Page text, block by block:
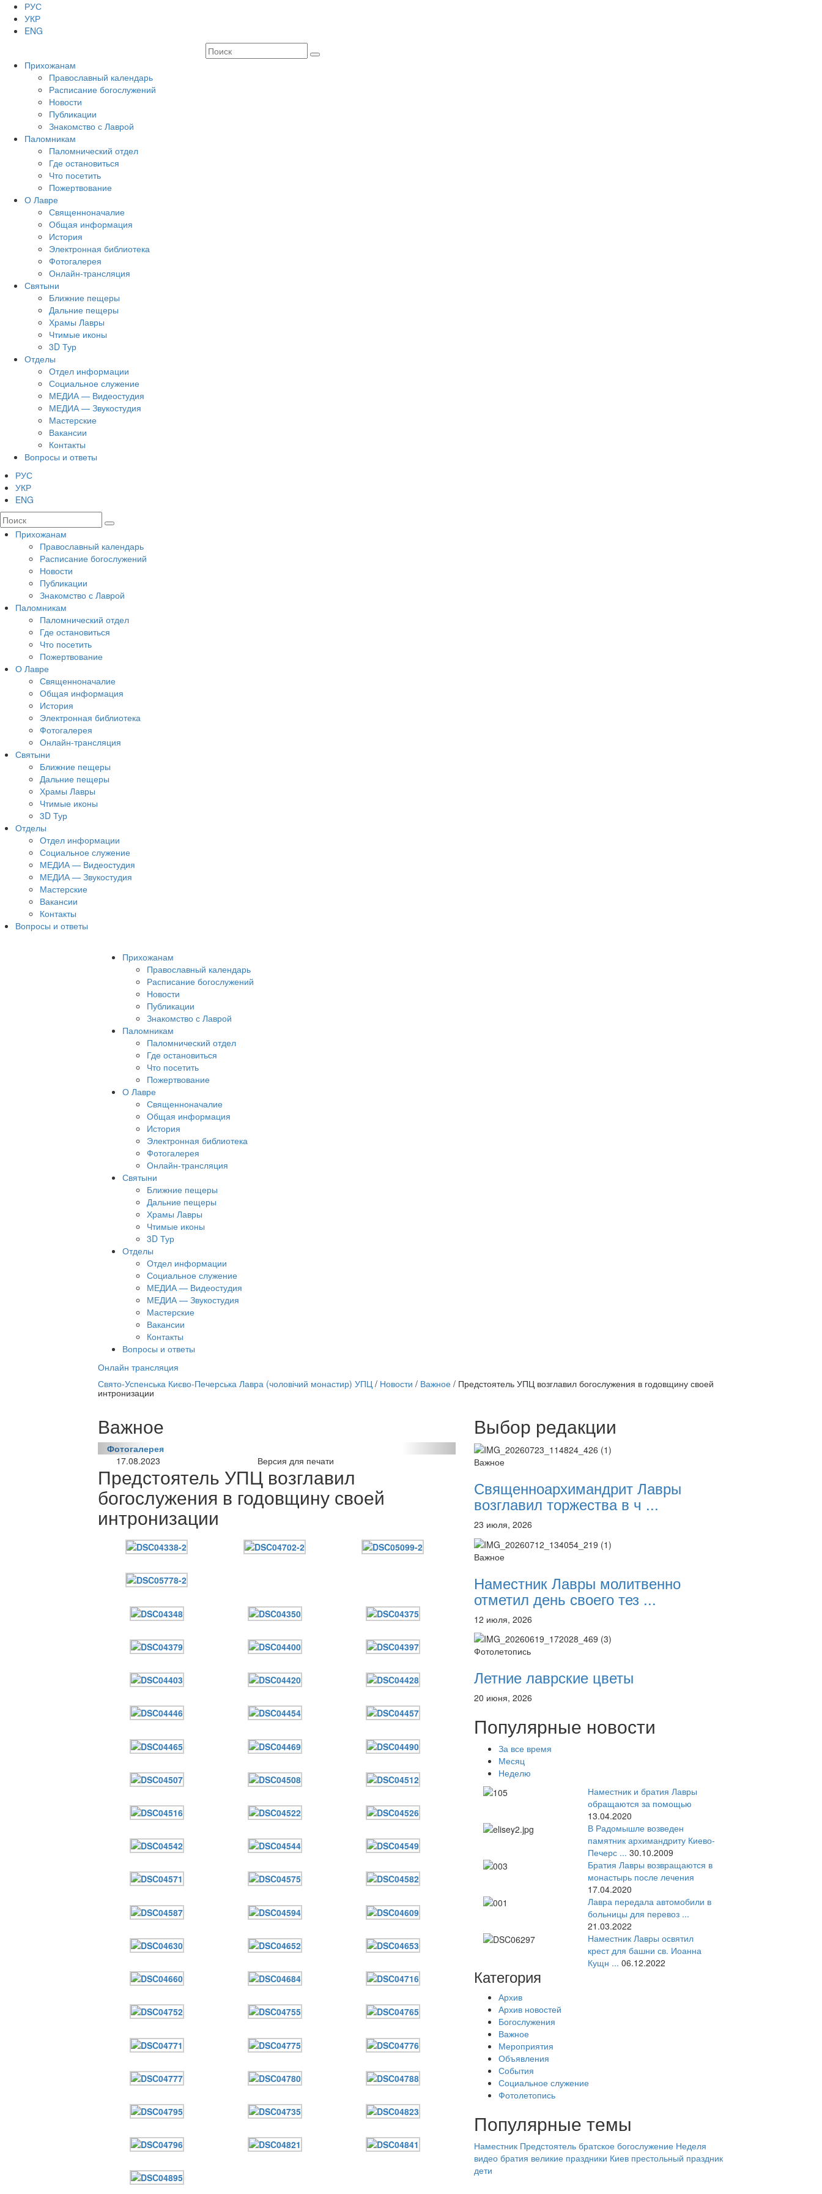
РУС
УКР
ENG
Прихожанам
Православный календарь
Расписание богослужений
Новости
Публикации
Знакомство с Лаврой
Паломникам
Паломнический отдел
Где остановиться
Что посетить
Пожертвование
О Лавре
Священноначалие
Общая информация
История
Электронная библиотека
Фотогалерея
Онлайн-трансляция
Святыни
Ближние пещеры
Дальние пещеры
Храмы Лавры
Чтимые иконы
3D Тур
Отделы
Отдел информации
Социальное служение
МЕДИА — Видеостудия
МЕДИА — Звукостудия
Мастерские
Вакансии
Контакты
Вопросы и ответы
РУС
УКР
ENG
Прихожанам
Православный календарь
Расписание богослужений
Новости
Публикации
Знакомство с Лаврой
Паломникам
Паломнический отдел
Где остановиться
Что посетить
Пожертвование
О Лавре
Священноначалие
Общая информация
История
Электронная библиотека
Фотогалерея
Онлайн-трансляция
Святыни
Ближние пещеры
Дальние пещеры
Храмы Лавры
Чтимые иконы
3D Тур
Отделы
Отдел информации
Социальное служение
МЕДИА — Видеостудия
МЕДИА — Звукостудия
Мастерские
Вакансии
Контакты
Вопросы и ответы
Прихожанам
Православный календарь
Расписание богослужений
Новости
Публикации
Знакомство с Лаврой
Паломникам
Паломнический отдел
Где остановиться
Что посетить
Пожертвование
О Лавре
Священноначалие
Общая информация
История
Электронная библиотека
Фотогалерея
Онлайн-трансляция
Святыни
Ближние пещеры
Дальние пещеры
Храмы Лавры
Чтимые иконы
3D Тур
Отделы
Отдел информации
Социальное служение
МЕДИА — Видеостудия
МЕДИА — Звукостудия
Мастерские
Вакансии
Контакты
Вопросы и ответы
Онлайн трансляция
12 сентября
Онлайн трансляции
12 сентября 2015
12 сентября 2015Название трансляции
12 сентября 2015
12 сентября 2015Название трансляции
12 сентября 2015Название трансляции
Название трансляции
12 сентября 2015Название трансляции
Перейти к архиву
Свято-Успенська Києво-Печерська Лавра (чоловічий монастир) УПЦ/ Новости / Важное/ Предстоятель УПЦ возглавил богослужения в годовщину своей
интронизации
Важное
Фотогалерея
17.08.2023
Версия для печати
Предстоятель УПЦ возглавил
богослужения в годовщину своей
интронизации
Выбор редакции
Важное
Священноархимандрит Лавры
возглавил торжества в ч ...
23 июля, 2026
Важное
Наместник Лавры молитвенно
отметил день своего тез ...
12 июля, 2026
Фотолетопись
Летние лаврские цветы
20 июня, 2026
Популярные новости
За все время
Месяц
Неделю
Наместник и братия Лавры
обращаются за помощью
13.04.2020
В Радомышле возведен
памятник архимандриту Киево-
Печерс ... 30.10.2009
Братия Лавры возвращаются в
монастырь после лечения
17.04.2020
Лавра передала автомобили в
больницы для перевоз ...
21.03.2022
Наместник Лавры освятил
крест для башни св. Иоанна
Кущн ... 06.12.2022
Категория
Архив
Архив новостей
Богослужения
Важное
Мероприятия
Объявления
События
Социальное служение
Фотолетопись
Популярные темы
Наместник Предстоятель братское богослужение Неделя
видео братия великие праздники Киев престольный праздник
дети